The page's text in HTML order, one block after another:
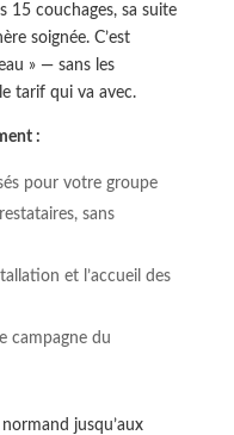
15 couchages, sa suite
soignée. C’est
» — sans les
tarif qui va avec.
:
pour votre groupe
sans
et l’accueil des
campagne du
jusqu’aux